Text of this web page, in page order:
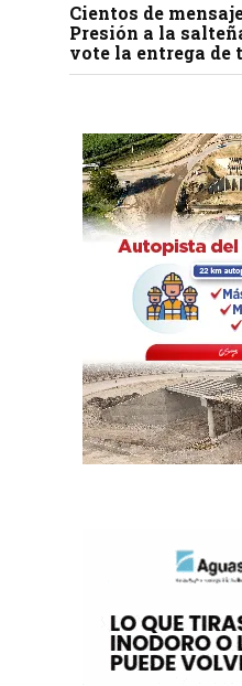
Cientos de
Presión a la
vote la entrega de